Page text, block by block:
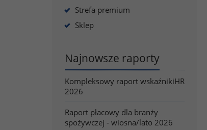
Strefa premium
Sklep
Najnowsze raporty
Kompleksowy raport wskaźnikiHR
2026
Raport płacowy dla branży
spożywczej - wiosna/lato 2026